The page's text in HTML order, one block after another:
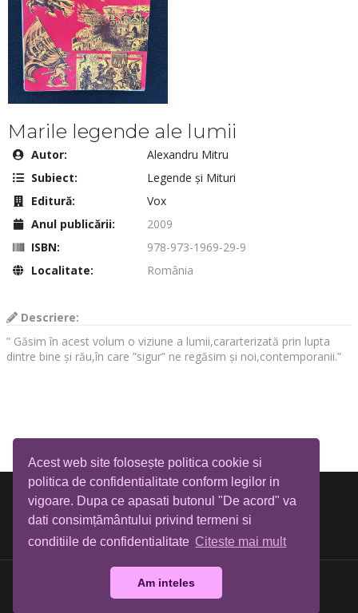
Acest web site folosește politica cookie si
politica de confidentialitate conform legilor in
vigoare. Dupa ce apasati butonul "De acord" va
dati consimțământului privind termeni si
conditiile de confidentialitate Citeste mai mult
Am inteles
Marile legende ale lumii
Autor:
Alexandru Mitru
Subiect:
Legende și Mituri
Editură:
Vox
Anul publicării:
2009
ISBN:
978-973-1969-29-9
Localitate:
România
Descriere:
” Găsim în acest volum o viziune a lumii,cararterizată prin lupta
dintre bine și rău,în care ”sigur” ne regăsim și noi,contemporanii.”
Biblioteca Tia Mare © All rights reserved